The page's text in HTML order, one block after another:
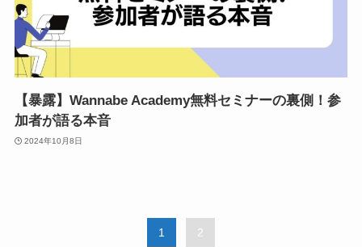
【暴露】Wannabe Academy無料セミナーの裏側！参
加者が語る本音
2024年10月8日
1 2